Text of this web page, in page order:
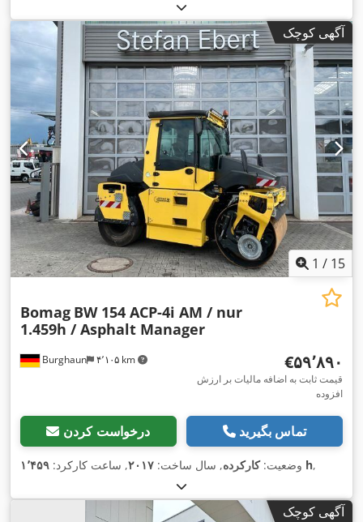
آگهی کوچک
1 / 15
Burghaun ۴٬۱۰۵ km
Bomag BW 154 ACP-4i AM / nur
1.459h / Asphalt Manager
‎€۵۹٬۸۹۰
قیمت ثابت به اضافه مالیات بر ارزش
افزوده
درخواست کردن تماس بگیرید
وضعیت:کارکرده, سال ساخت: ۲۰۱۷, ساعت کارکرد: ۱٬۴۵۹ h,
آگهی کوچک